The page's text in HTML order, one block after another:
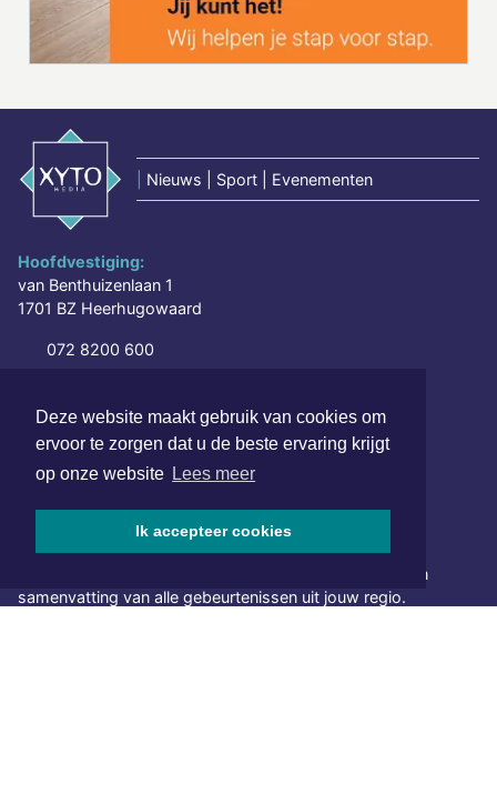
Deze website maakt gebruik van cookies om
ervoor te zorgen dat u de beste ervaring krijgt
op onze website Lees meer
Ik accepteer cookies
Nieuws | Sport | Evenementen
Hoofdvestiging:
van Benthuizenlaan 1
1701 BZ Heerhugowaard
072 8200 600
SOCIAL MEDIA
NIEUWSBRIEF AANMELDEN
Schrijf je in voor onze nieuwsbrief en krijg wekelijks een
samenvatting van alle gebeurtenissen uit jouw regio.